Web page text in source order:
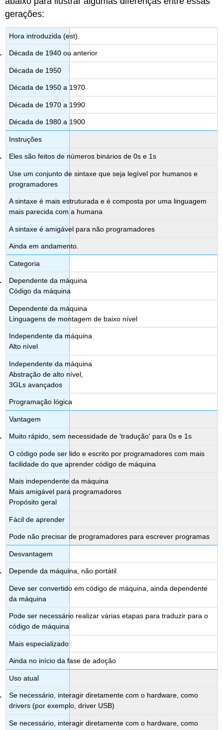
gerações:
Hora introduzida (est).
Década de 1940 ou anterior
Década de 1950
Década de 1950 a 1970
Década de 1970 a 1990
Década de 1980 a 1900
Instruções
Eles são feitos de números binários de 0s e 1s
Use um conjunto de sintaxe que seja legível por humanos e
programadores
A sintaxe é mais estruturada e é composta por uma linguagem
mais parecida com a humana
A sintaxe é amigável para não programadores
Ainda em andamento.
Categoria
Dependente da máquina
Código da máquina
Dependente da máquina
Linguagens de montagem de baixo nível
Independente da máquina
Alto nível
Independente da máquina
Abstração de alto nível,
3GLs avançados
Programação lógica
Vantagem
Muito rápido, sem necessidade de 'tradução' para 0s e 1s
O código pode ser lido e escrito por programadores com mais
facilidade do que aprender código de máquina
Mais independente da máquina
Mais amigável para programadores
Propósito geral
Fácil de aprender
Pode não precisar de programadores para escrever programas
Desvantagem
Depende da máquina, não portátil
Deve ser convertido em código de máquina, ainda dependente
da máquina
Pode ser necessário realizar várias etapas para traduzir para o
código de máquina
Mais especializado
Ainda no início da fase de adoção
Uso atual
Se necessário, interagir diretamente com o hardware, como
drivers (por exemplo, driver USB)
Se necessário, interagir diretamente com o hardware, como